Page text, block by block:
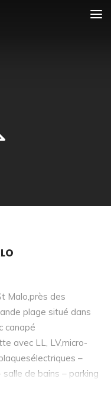
Malo,près des
plage situé dans
canapé
avec LL, LV,micro-
–
de bains – parking